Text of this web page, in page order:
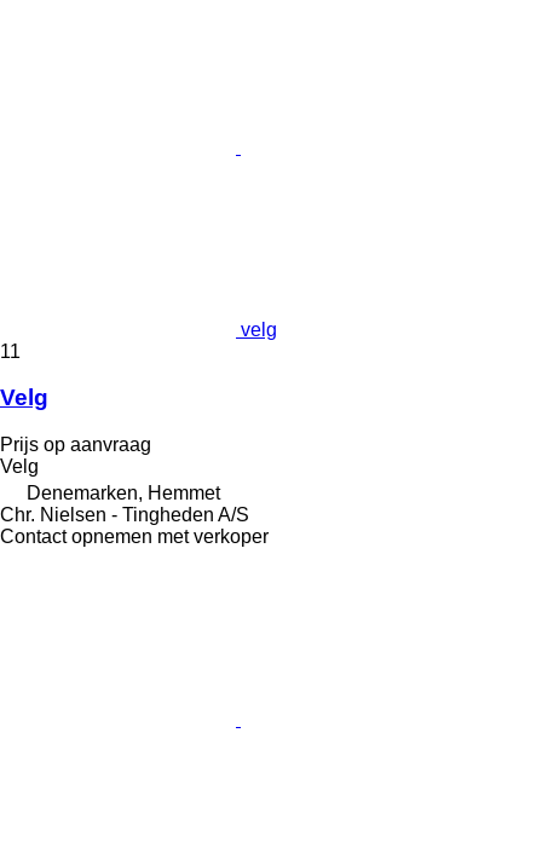
velg
11
Velg
Prijs op aanvraag
Velg
Denemarken, Hemmet
Chr. Nielsen - Tingheden A/S
Contact opnemen met verkoper